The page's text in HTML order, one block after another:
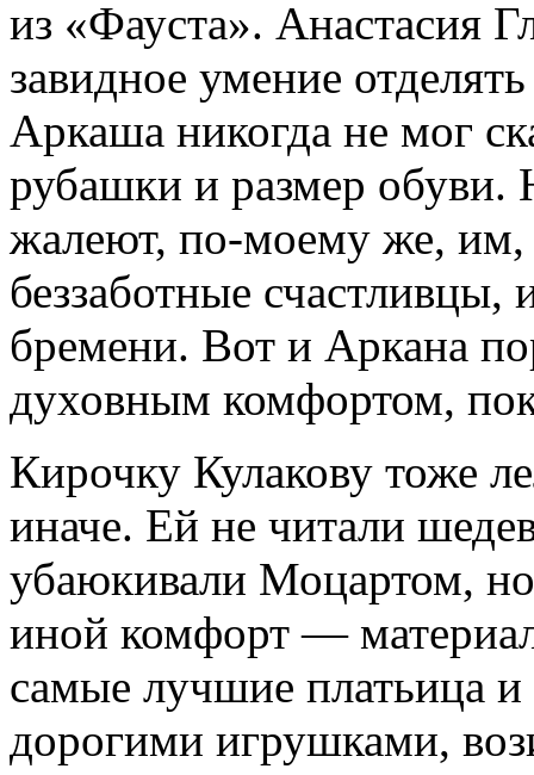
из «Фауста». Анастасия
завидное умение
Аркаша никогда не мог
рубашки и размер
жалеют, по-моему же, им,
беззаботные счастливцы,
бремени. Вот и Аркана
духовным комфортом,
Кирочку Кулакову тоже
иначе. Ей не читали
убаюкивали Моцартом, но
иной комфорт —
самые лучшие платьица и
дорогими игрушками,